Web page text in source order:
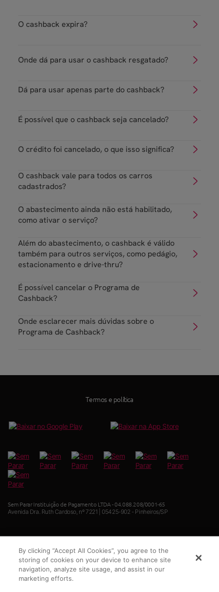
O cashback expira?
Onde dá para usar o cashback resgatado?
Dá para usar apenas parte do cashback?
É possível que o cashback seja cancelado?
O crédito foi cancelado, o que isso significa?
O cashback vale para todos os carros
cadastrados?
O abastecimento ainda não está habilitado,
como ativar o serviço?
Além do abastecimento, o cashback é válido
também para outros serviços, como pedágio,
estacionamento e drive-thru?
É possível cancelar o Programa de
Cashback?
Onde esclarecer mais dúvidas sobre o
Programa de Cashback?
cashback
Sem Parar Instituição de Pagamento LTDA - 04.088.208/0001-65
Avenida Dra. Ruth Cardoso, nº 7221 | 05425-902 - Pinheiros/SP
Termos e política
WhatsApp Atendimento:
(11) 9 8991-2822
Central de relacionamento:
4002 1552 (Capitais)
0800 015 0252 (Demais localidades)
By clicking “Accept All Cookies”, you agree to the
storing of cookies on your device to enhance site
navigation, analyze site usage, and assist in our
marketing efforts.